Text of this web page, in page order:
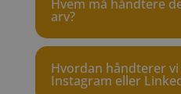
Hvem må håndtere
arv?
Hvordan håndterer vi
Instagram eller